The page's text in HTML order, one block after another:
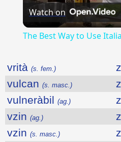
Watch on
The Best Way to Use
vrità (s. fem.)
vulcan (s. masc.)
vulneràbil (ag.)
vzin (ag.)
vzin (s. masc.)